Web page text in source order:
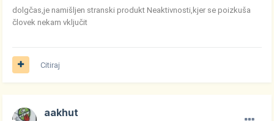
dolgčas,je namišljen stranski produkt Neaktivnosti,kjer se poizkuša
človek nekam vključit
Citiraj
aakhut